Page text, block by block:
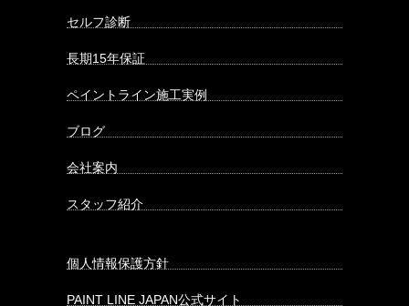
セルフ診断
長期15年保証
ペイントライン施工実例
ブログ
会社案内
スタッフ紹介
個人情報保護方針
PAINT LINE JAPAN公式サイト